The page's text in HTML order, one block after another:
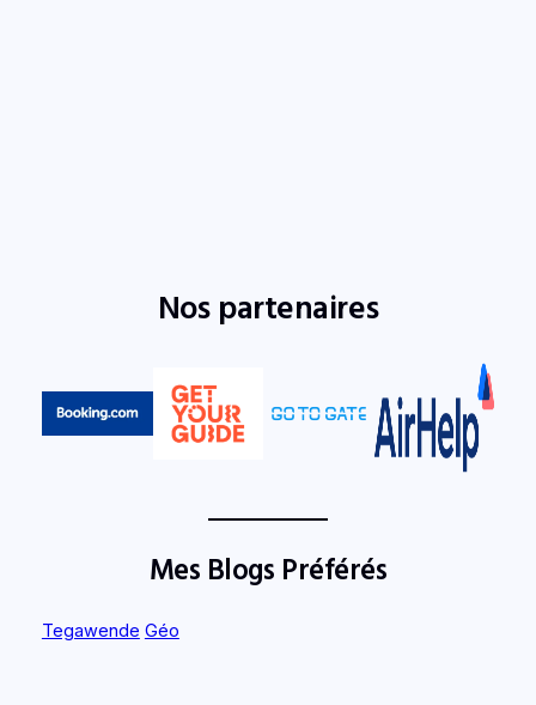
Nos partenaires
Mes Blogs Préférés
Tegawende Géo